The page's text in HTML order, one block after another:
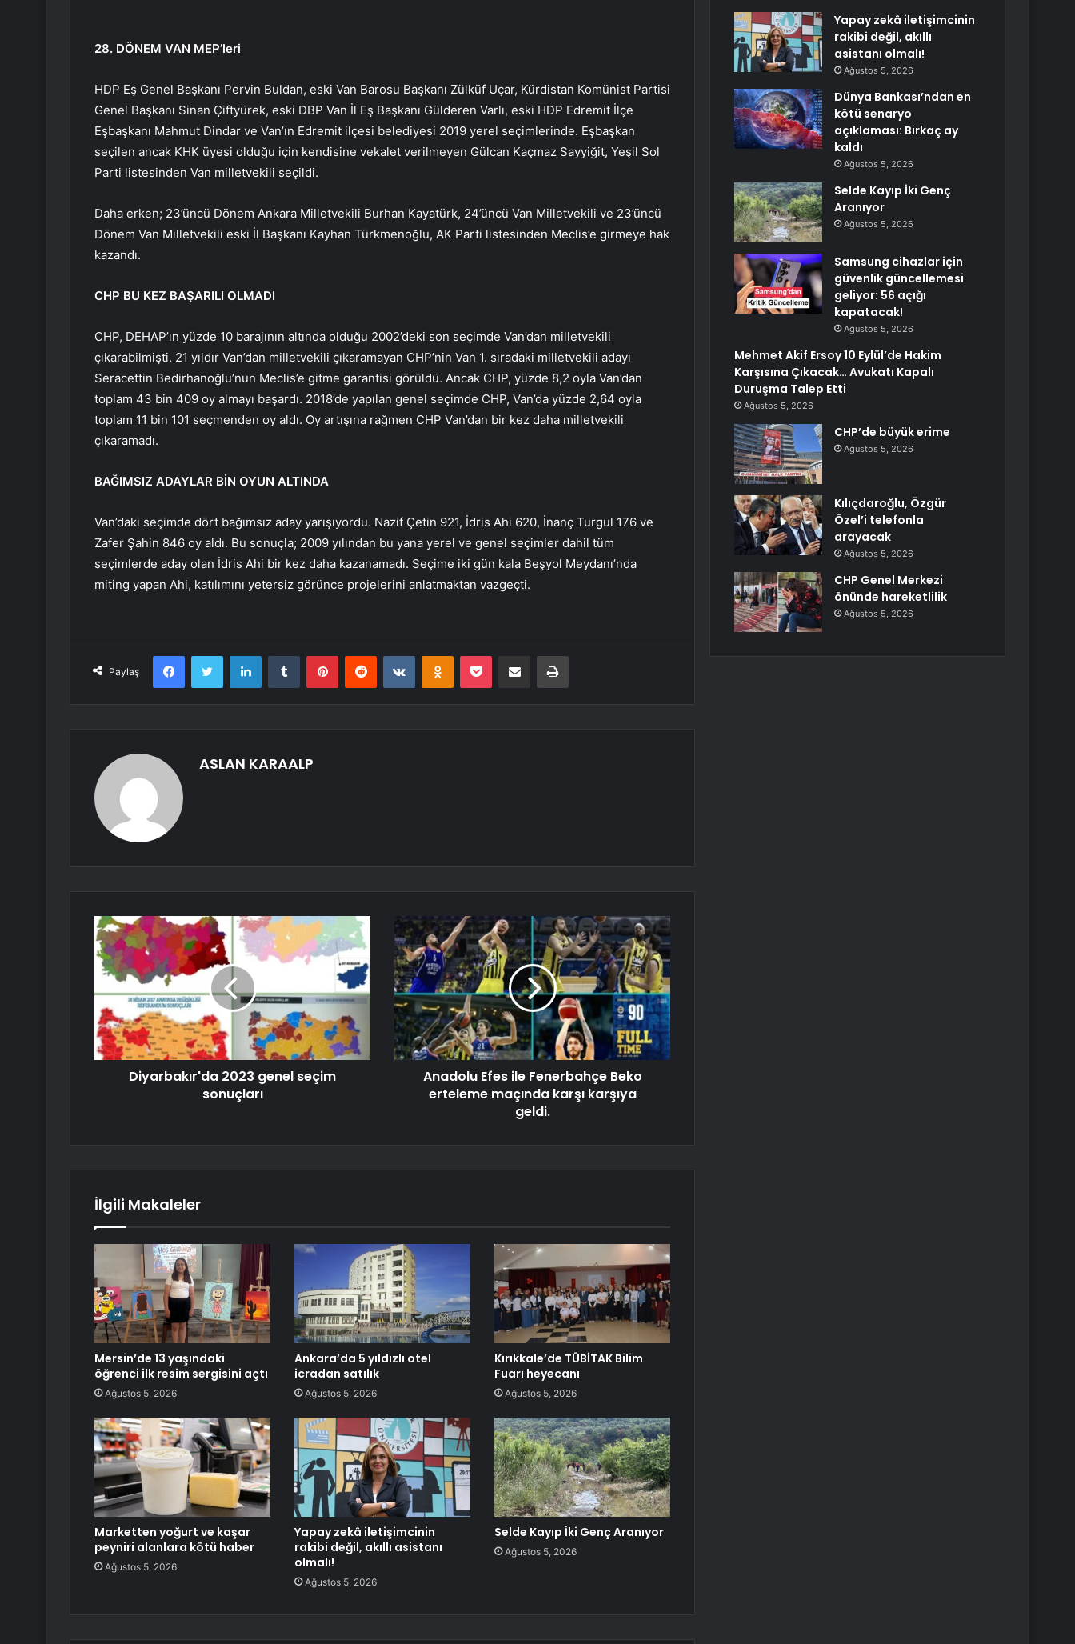
28. DÖNEM VAN MEP’leri
HDP Eş Genel Başkanı Pervin Buldan, eski Van Barosu Başkanı Zülküf Uçar, Kürdistan Komünist Partisi
Genel Başkanı Sinan Çiftyürek, eski DBP Van İl Eş Başkanı Gülderen Varlı, eski HDP Edremit İlçe
Eşbaşkanı Mahmut Dindar ve Van’ın Edremit ilçesi belediyesi 2019 yerel seçimlerinde. Eşbaşkan
seçilen ancak KHK üyesi olduğu için kendisine vekalet verilmeyen Gülcan Kaçmaz Sayyiğit, Yeşil Sol
Parti listesinden Van milletvekili seçildi.
Daha erken; 23’üncü Dönem Ankara Milletvekili Burhan Kayatürk, 24’üncü Van Milletvekili ve 23’üncü
Dönem Van Milletvekili eski İl Başkanı Kayhan Türkmenoğlu, AK Parti listesinden Meclis’e girmeye hak
kazandı.
CHP BU KEZ BAŞARILI OLMADI
CHP, DEHAP’ın yüzde 10 barajının altında olduğu 2002’deki son seçimde Van’dan milletvekili
çıkarabilmişti. 21 yıldır Van’dan milletvekili çıkaramayan CHP’nin Van 1. sıradaki milletvekili adayı
Seracettin Bedirhanoğlu’nun Meclis’e gitme garantisi görüldü. Ancak CHP, yüzde 8,2 oyla Van’dan
toplam 43 bin 409 oy almayı başardı. 2018’de yapılan genel seçimde CHP, Van’da yüzde 2,64 oyla
toplam 11 bin 101 seçmenden oy aldı. Oy artışına rağmen CHP Van’dan bir kez daha milletvekili
çıkaramadı.
BAĞIMSIZ ADAYLAR BİN OYUN ALTINDA
Van’daki seçimde dört bağımsız aday yarışıyordu. Nazif Çetin 921, İdris Ahi 620, İnanç Turgul 176 ve
Zafer Şahin 846 oy aldı. Bu sonuçla; 2009 yılından bu yana yerel ve genel seçimler dahil tüm
seçimlerde aday olan İdris Ahi bir kez daha kazanamadı. Seçime iki gün kala Beşyol Meydanı’nda
miting yapan Ahi, katılımını yetersiz görünce projelerini anlatmaktan vazgeçti.
Paylaş
FacebookTwitter LinkedInTumblr PinterestReddit VKontakteOdnoklassniki
Pocket E-Posta ile paylaş Yazdır
ASLAN KARAALP
Diyarbakır'da 2023 genel seçim
sonuçları
Anadolu Efes ile Fenerbahçe Beko
erteleme maçında karşı karşıya
geldi.
İlgili Makaleler
Mersin’de 13 yaşındaki
öğrenci ilk resim sergisini açtı
Ağustos 5, 2026
Ankara’da 5 yıldızlı otel
icradan satılık
Ağustos 5, 2026
Kırıkkale’de TÜBİTAK Bilim
Fuarı heyecanı
Ağustos 5, 2026
Marketten yoğurt ve kaşar
peyniri alanlara kötü haber
Ağustos 5, 2026
Yapay zekâ iletişimcinin
rakibi değil, akıllı asistanı
olmalı!
Ağustos 5, 2026
Selde Kayıp İki Genç Aranıyor
Ağustos 5, 2026
Yapay zekâ iletişimcinin
rakibi değil, akıllı
asistanı olmalı!
Ağustos 5, 2026
Dünya Bankası’ndan en
kötü senaryo
açıklaması: Birkaç ay
kaldı
Ağustos 5, 2026
Selde Kayıp İki Genç
Aranıyor
Ağustos 5, 2026
Samsung cihazlar için
güvenlik güncellemesi
geliyor: 56 açığı
kapatacak!
Ağustos 5, 2026
Mehmet Akif Ersoy 10 Eylül’de Hakim
Karşısına Çıkacak… Avukatı Kapalı
Duruşma Talep Etti
Ağustos 5, 2026
CHP’de büyük erime
Ağustos 5, 2026
Kılıçdaroğlu, Özgür
Özel’i telefonla
arayacak
Ağustos 5, 2026
CHP Genel Merkezi
önünde hareketlilik
Ağustos 5, 2026